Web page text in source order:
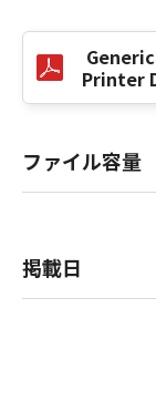
キヤノン株
No.Printer
ファイル容量
掲載日